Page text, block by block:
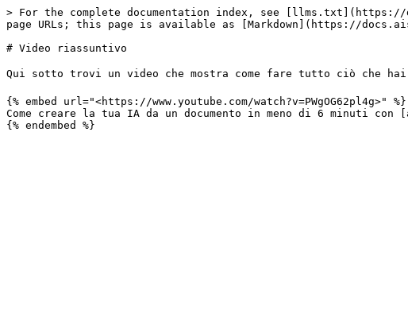
> For the complete documentation index, see [llms.txt](https://
page URLs; this page is available as [Markdown](https://
# Video riassuntivo
Qui sotto trovi un video che mostra come fare tutto ciò che
{% embed url="<https://www.youtube.com/watch?v=PWgOG62pl4g>" %}
Come creare la tua IA da un documento in meno di 6 minuti con